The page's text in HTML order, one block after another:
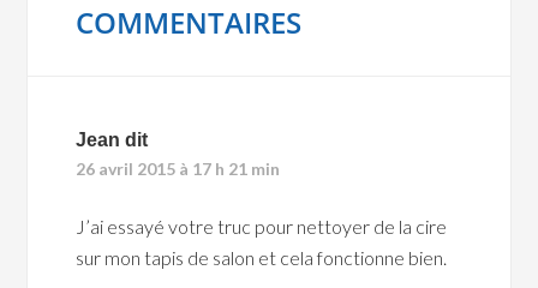
COMMENTAIRES
Jean dit
26 avril 2015 à 17 h 21 min
J’ai essayé votre truc pour nettoyer de la cire
sur mon tapis de salon et cela fonctionne bien.